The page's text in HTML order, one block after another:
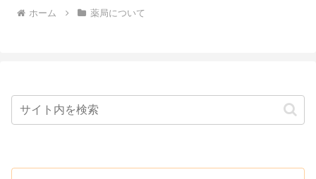
ホーム 薬局について